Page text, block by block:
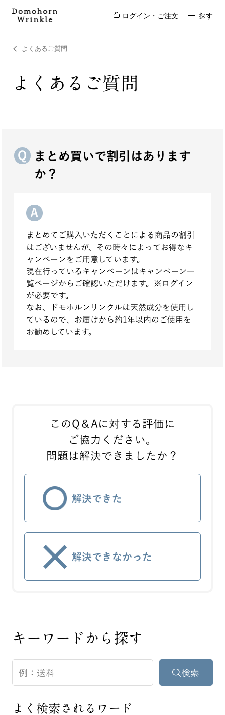
ログイン・ご注文 探す
よくあるご質問
よくあるご質問
まとめ買いで割引はあります
か？
まとめてご購入いただくことによる商品の割引
はございませんが、その時々によってお得なキ
ャンペーンをご用意しています。
現在行っているキャンペーンは キャンペーン一
覧ページからご確認いただけます。※ログイン
が必要です。
なお、ドモホルンリンクルは天然成分を使用し
ているので、お届けから約1年以内のご使用を
お勧めしています。
このQ＆Aに対する評価に
ご協力ください。
問題は解決できましたか？
解決できた
解決できなかった
キーワードから探す
よく検索されるワード